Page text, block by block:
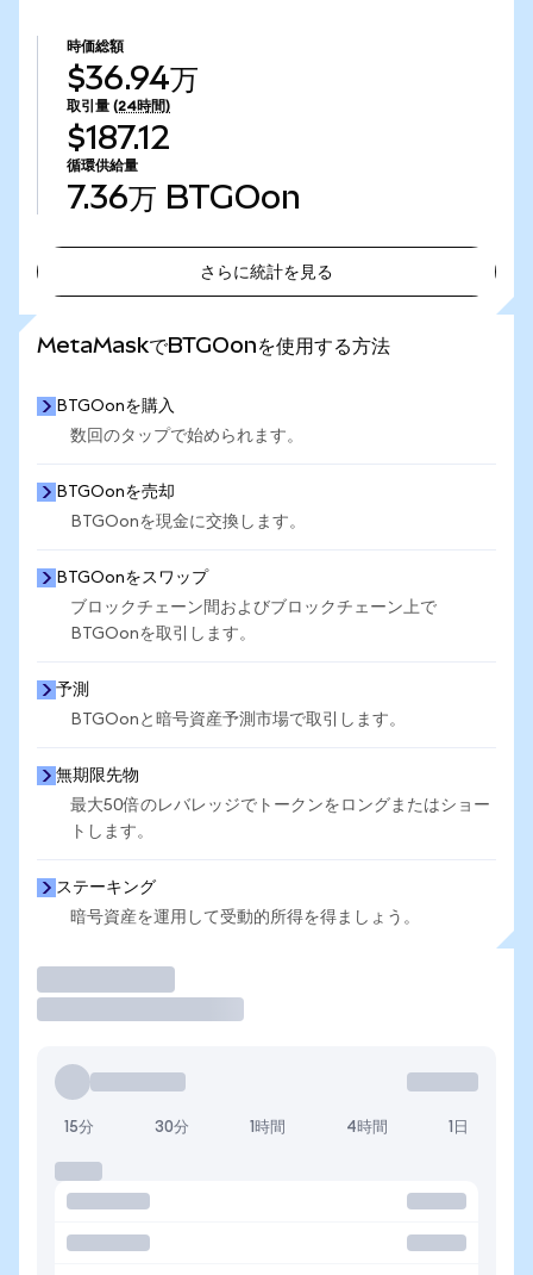
時価総額
$36.94万
取引量 (24時間)
$187.12
循環供給量
7.36万 BTGOon
さらに統計を見る
MetaMaskでBTGOonを使用する方法
BTGOonを購入
数回のタップで始められます。
BTGOonを売却
BTGOonを現金に交換します。
BTGOonをスワップ
ブロックチェーン間およびブロックチェーン上で
BTGOonを取引します。
予測
BTGOonと暗号資産予測市場で取引します。
無期限先物
最大50倍のレバレッジでトークンをロングまたはショー
トします。
ステーキング
暗号資産を運用して受動的所得を得ましょう。
15分 30分 1時間 4時間 1日